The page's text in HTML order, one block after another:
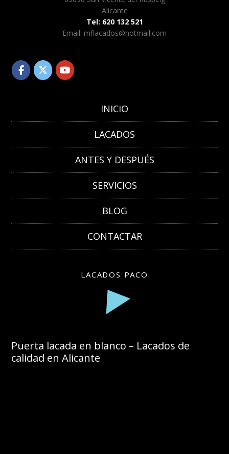
Alicante
Tel: 620 132 521
Email: mflacados@hotmail.com
INICIO
LACADOS
ANTES Y DESPUÉS
SERVICIOS
BLOG
CONTACTAR
LACADOS PACO
Puerta lacada en blanco – Lacados de
calidad en Alicante